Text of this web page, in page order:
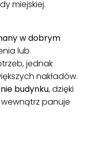
miejskiej.
w dobrym
lub
jednak
nakładów.
budynku, dzięki
panuje